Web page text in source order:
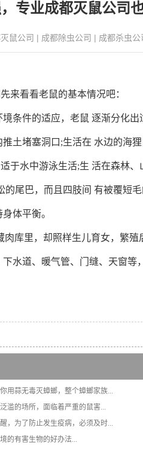
专业成都灭鼠公司
鼠公司 | 成都除虫公司 | 成都杀虫公
看看老鼠的基本情况吧：
件的适应，老鼠 逐渐分化出
土堵塞洞口;生活在 水边的海
于水中游泳生活;生 活在森林
尾巴，而且四肢间 有被覆短
体平衡。
里，却照样生儿育女，繁殖
水道、暖气管、门缝、天窗
用蒜无毒灭蟑螂，整个蟑螂家族...
滥的场所，面临着严重的鼠害...
，为了防止发生疫病，必须及时...
的有害生物的好办法...